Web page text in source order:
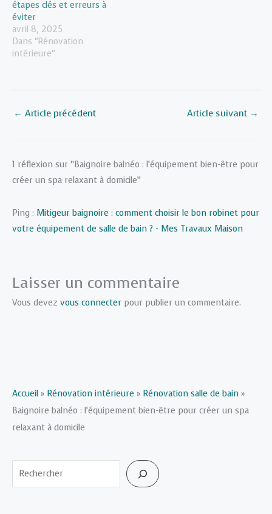
étapes clés et erreurs à
éviter
avril 8, 2025
Dans "Rénovation
intérieure"
← Article précédent Article suivant →
1 réflexion sur “Baignoire balnéo : l’équipement bien-être pour
créer un spa relaxant à domicile”
Ping : Mitigeur baignoire : comment choisir le bon robinet pour
votre équipement de salle de bain ? - Mes Travaux Maison
Laisser un commentaire
Vous devez vous connecter pour publier un commentaire.
Accueil » Rénovation intérieure » Rénovation salle de bain »
Baignoire balnéo : l’équipement bien-être pour créer un spa
relaxant à domicile
Rechercher